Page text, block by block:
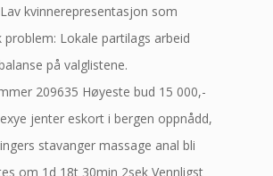
kvinnerepresentasjon som
problem: Lokale partilags arbeid
på valglistene.
209635 Høyeste bud 15 000,-
jenter eskort i bergen oppnådd,
stavanger massage anal bli
om 1d 18t 30min 2sek Vennligst